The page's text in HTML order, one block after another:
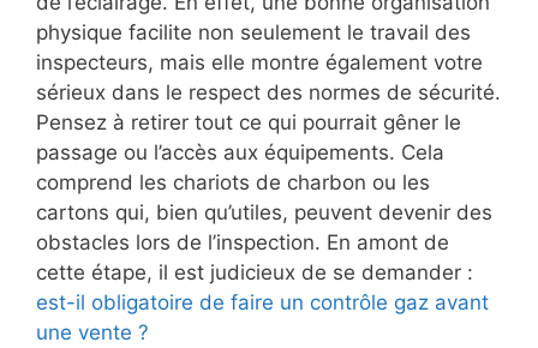
physique facilite non seulement le travail des
inspecteurs, mais elle montre également votre
sérieux dans le respect des normes de sécurité.
Pensez à retirer tout ce qui pourrait gêner le
passage ou l’accès aux équipements. Cela
comprend les chariots de charbon ou les
cartons qui, bien qu’utiles, peuvent devenir des
obstacles lors de l’inspection. En amont de
cette étape, il est judicieux de se demander :
est-il obligatoire de faire un contrôle gaz avant
une vente ?